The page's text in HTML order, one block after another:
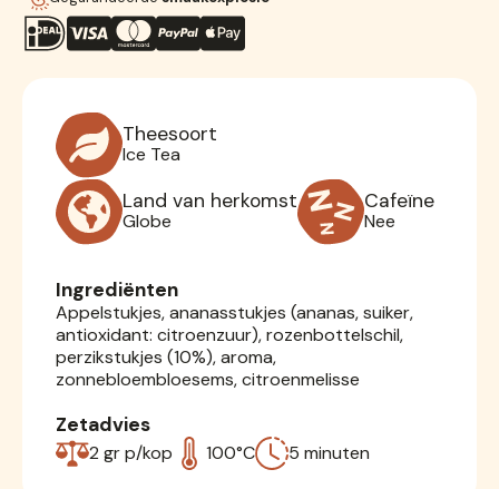
Theesoort
Ice Tea
Land van herkomst
Globe
Cafeïne
Nee
Ingrediënten
Appelstukjes, ananasstukjes (ananas, suiker,
antioxidant: citroenzuur), rozenbottelschil,
perzikstukjes (10%), aroma,
zonnebloembloesems, citroenmelisse
Zetadvies
2 gr p/kop 100°C 5 minuten